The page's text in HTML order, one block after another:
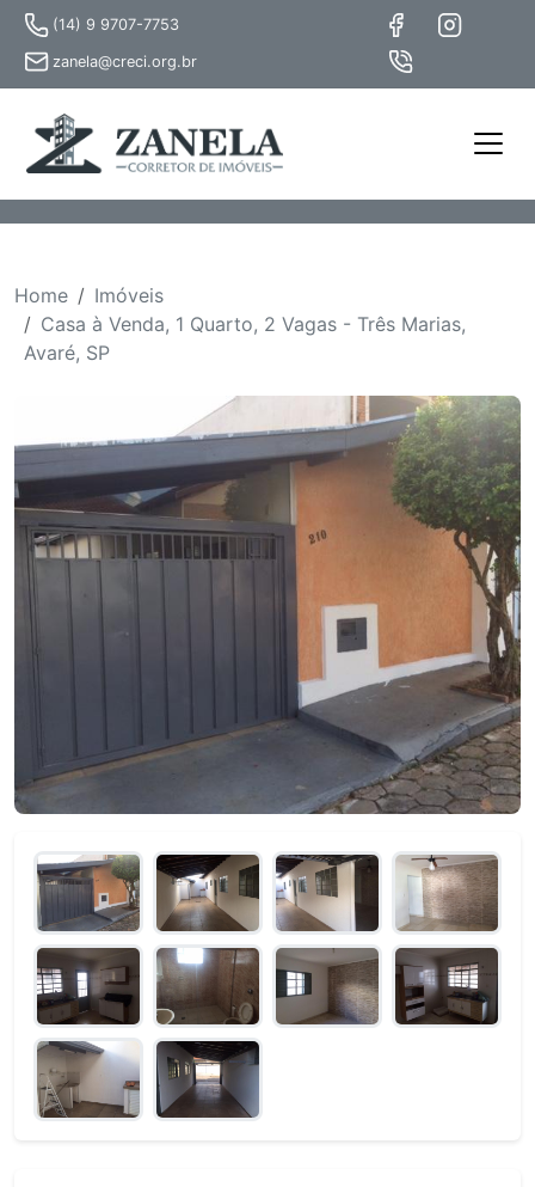
(14) 9 9707-7753
zanela@creci.org.br
Home
Imóveis
Casa à Venda, 1 Quarto, 2 Vagas - Três Marias,
Avaré, SP